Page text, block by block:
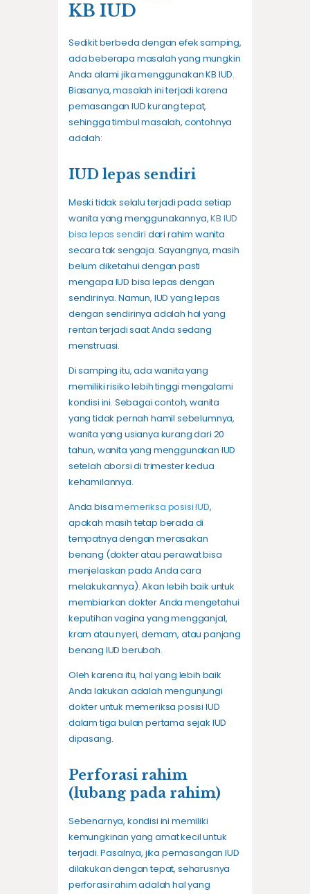
KB IUD
Sedikit berbeda dengan efek samping,
ada beberapa masalah yang mungkin
Anda alami jika menggunakan KB IUD.
Biasanya, masalah ini terjadi karena
pemasangan IUD kurang tepat,
sehingga timbul masalah, contohnya
adalah:
IUD lepas sendiri
Meski tidak selalu terjadi pada setiap
wanita yang menggunakannya,KB IUD
bisa lepas sendiri dari rahim wanita
secara tak sengaja. Sayangnya, masih
belum diketahui dengan pasti
mengapa IUD bisa lepas dengan
sendirinya. Namun, IUD yang lepas
dengan sendirinya adalah hal yang
rentan terjadi saat Anda sedang
menstruasi.
Di samping itu, ada wanita yang
memiliki risiko lebih tinggi mengalami
kondisi ini. Sebagai contoh, wanita
yang tidak pernah hamil sebelumnya,
wanita yang usianya kurang dari 20
tahun, wanita yang menggunakan IUD
setelah aborsi di trimester kedua
kehamilannya.
Anda bisamemeriksa posisi IUD,
apakah masih tetap berada di
tempatnya dengan merasakan
benang (dokter atau perawat bisa
menjelaskan pada Anda cara
melakukannya). Akan lebih baik untuk
membiarkan dokter Anda mengetahui
keputihan vagina yang mengganjal,
kram atau nyeri, demam, atau panjang
benang IUD berubah.
Oleh karena itu, hal yang lebih baik
Anda lakukan adalah mengunjungi
dokter untuk memeriksa posisi IUD
dalam tiga bulan pertama sejak IUD
dipasang.
Perforasi rahim
(lubang pada rahim)
Sebenarnya, kondisi ini memiliki
kemungkinan yang amat kecil untuk
terjadi. Pasalnya, jika pemasangan IUD
dilakukan dengan tepat, seharusnya
perforasi rahim adalah hal yang